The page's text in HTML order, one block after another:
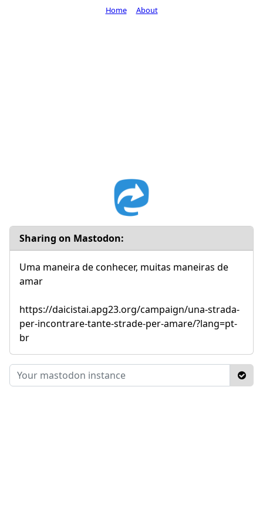
Sharing on Mastodon:
Uma maneira de conhecer, muitas maneiras de
amar
https://daicistai.apg23.org/campaign/una-strada-
per-incontrare-tante-strade-per-amare/?lang=pt-
br
Home About